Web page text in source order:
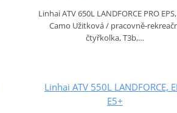
Linhai ATV 650L LANDFORCE PRO
Camo Užitková / pracovně-
čtyřkolka, T3b,…
Linhai ATV 550L LANDFORCE,
E5+